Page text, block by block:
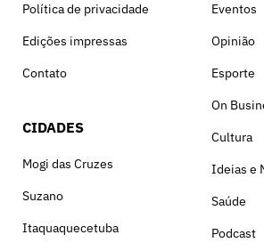
Política de privacidade
Edições impressas
Contato
CIDADES
Mogi das Cruzes
Suzano
Itaquaquecetuba
Eventos
Opinião
Esporte
On
Cultura
Ideias e
Saúde
Podcast